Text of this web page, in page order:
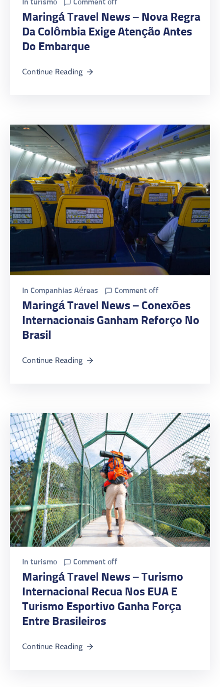
In turismo Comment off
Maringá Travel News – Nova Regra
Da Colômbia Exige Atenção Antes
Do Embarque
Continue Reading
In Companhias Aéreas Comment off
Maringá Travel News – Conexões
Internacionais Ganham Reforço No
Brasil
Continue Reading
In turismo Comment off
Maringá Travel News – Turismo
Internacional Recua Nos EUA E
Turismo Esportivo Ganha Força
Entre Brasileiros
Continue Reading